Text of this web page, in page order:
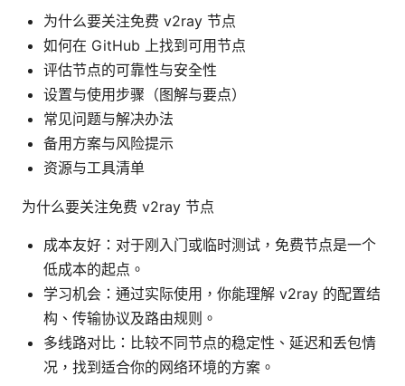
为什么要关注免费 v2ray 节点
如何在 GitHub 上找到可用节点
评估节点的可靠性与安全性
设置与使用步骤（图解与要点）
常见问题与解决办法
备用方案与风险提示
资源与工具清单
为什么要关注免费 v2ray 节点
成本友好：对于刚入门或临时测试，免费节点是一个
低成本的起点。
学习机会：通过实际使用，你能理解 v2ray 的配置结
构、传输协议及路由规则。
多线路对比：比较不同节点的稳定性、延迟和丢包情
况，找到适合你的网络环境的方案。